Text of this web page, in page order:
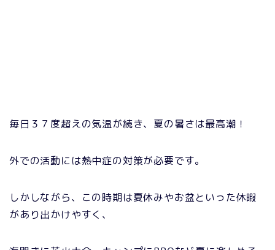
毎日３７度超えの気温が続き、夏の暑さは最高潮！
外での活動には熱中症の対策が必要です。
しかしながら、この時期は夏休みやお盆といった休暇
があり出かけやすく、